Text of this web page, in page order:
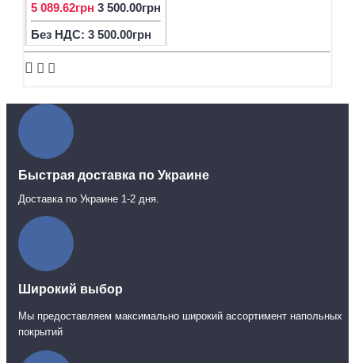
5 089.62грн 3 500.00грн
Без НДС: 3 500.00грн
Быстрая доставка по Украине
Доставка по Украине 1-2 дня.
Широкий выбор
Мы предоставляем максимально широкий ассортимент напольных
покрытий